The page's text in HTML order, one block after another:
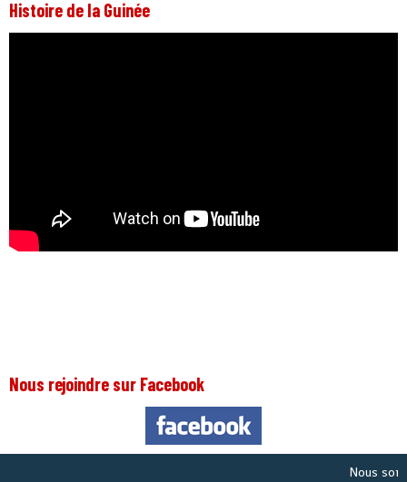
Histoire de la Guinée
Nous rejoindre sur Facebook
Nous sommes